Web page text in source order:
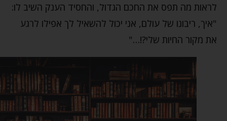
לראות מה תפס את החכם הגדול, והחסיד הענק השיב לו:
"איך, ריבונו של עולם, אני יכול להשאיל לך אפילו לרגע
את מקור החיות שלי?!…"